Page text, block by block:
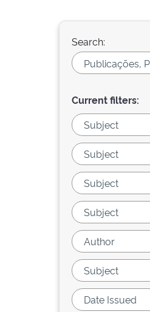
Search:
Current filters: